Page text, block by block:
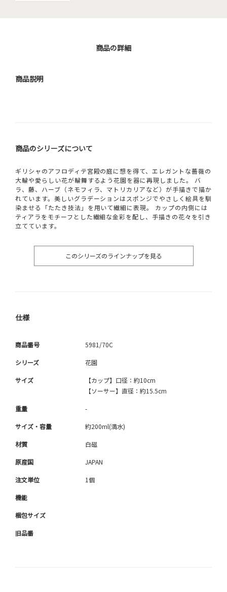
商品の詳細
商品説明
商品のシリーズについて
ギリシャのアフロディテ宮殿の庭に想を得て、エレガントな薔薇の
大輪や愛らしい花が輪舞するよう花園を器に再現しました。 バ
ラ、藤、ハーブ（ネモフィラ、マトリカリアなど）が手描きで描か
れています。美しいグラデーションはスポンジでやさしく絵具を馴
染ませる「たたき技法」を用いて繊細に表現。 カップの内側には
ティアラをモチーフとした繊細な金彩を配し、手描きの花々を引き
立てています。
このシリーズのラインナップを見る
仕様
商品番号 5981/70C
シリーズ 花園
サイズ
【カップ】口径：約10cm
【ソーサー】直径：約15.5cm
重量 -
サイズ・容量 約200ml(満水)
材質 白磁
原産国 JAPAN
注文単位 1個
機能
梱包サイズ
旧品番